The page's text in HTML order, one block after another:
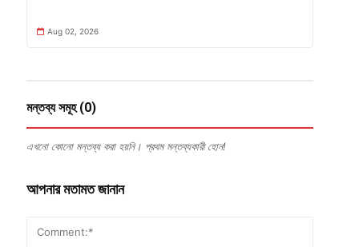
Aug 02, 2026
মন্তব্য সমূহ (0)
এখনো কোনো মন্তব্য করা হয়নি। প্রথম মন্তব্যকারী হোন!
আপনার মতামত জানান